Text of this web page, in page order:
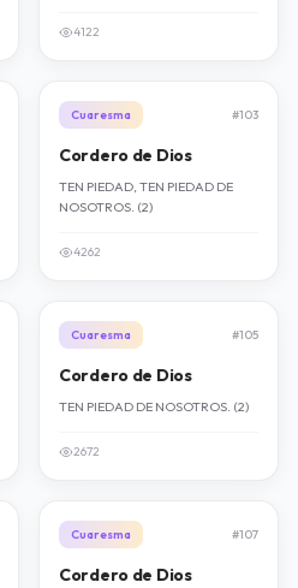
4122
Cuaresma #103
Cordero de Dios
TEN PIEDAD, TEN PIEDAD DE
NOSOTROS. (2)
4262
Cuaresma #105
Cordero de Dios
TEN PIEDAD DE NOSOTROS. (2)
2672
Cuaresma #107
Cordero de Dios